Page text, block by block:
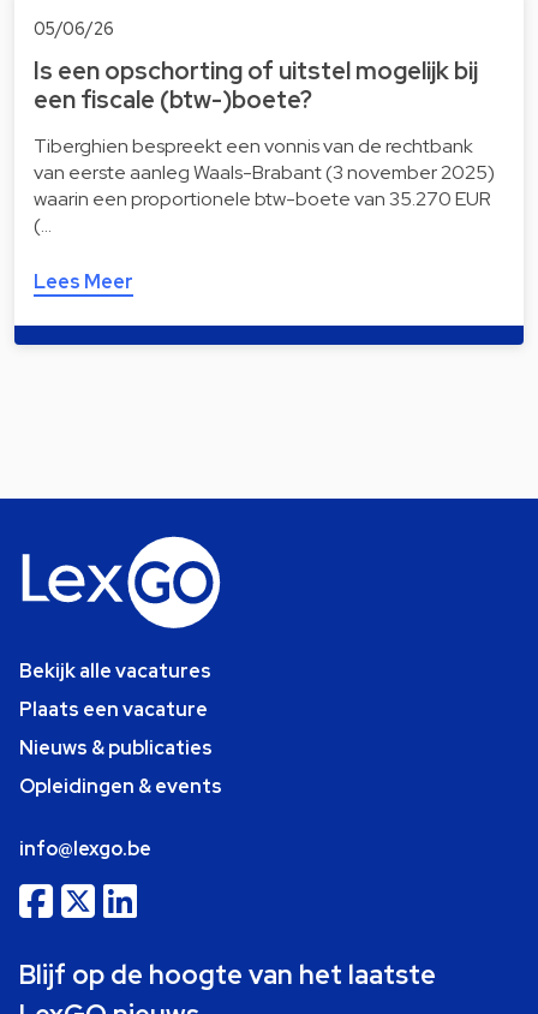
05/06/26
Is een opschorting of uitstel mogelijk bij
een fiscale (btw-)boete?
Tiberghien bespreekt een vonnis van de rechtbank
van eerste aanleg Waals-Brabant (3 november 2025)
waarin een proportionele btw-boete van 35.270 EUR
(…
Lees Meer
Bekijk alle vacatures
Plaats een vacature
Nieuws & publicaties
Opleidingen & events
info@lexgo.be
Blijf op de hoogte van het laatste